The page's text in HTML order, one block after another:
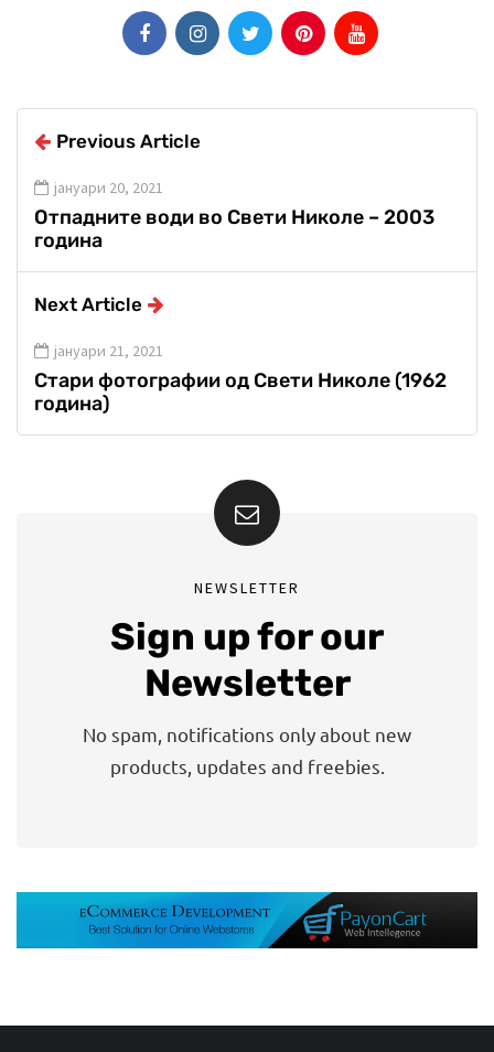
Previous Article
јануари 20, 2021
Отпадните води во Свети Николе – 2003
година
Next Article
јануари 21, 2021
Стари фотографии од Свети Николе (1962
година)
NEWSLETTER
Sign up for our
Newsletter
No spam, notifications only about new
products, updates and freebies.